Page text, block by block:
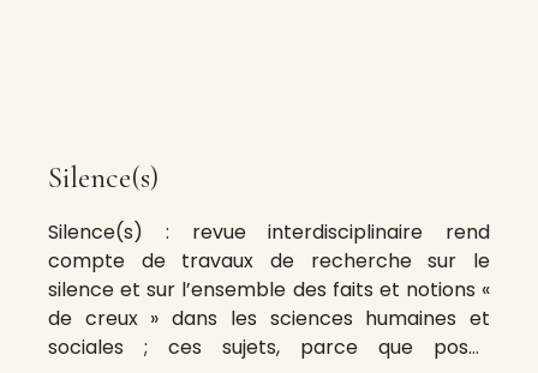
Silence(s)
Silence(s) : revue interdisciplinaire rend
compte de travaux de recherche sur le
silence et sur l’ensemble des faits et notions «
de creux » dans les sciences humaines et
sociales ; ces sujets, parce que posés